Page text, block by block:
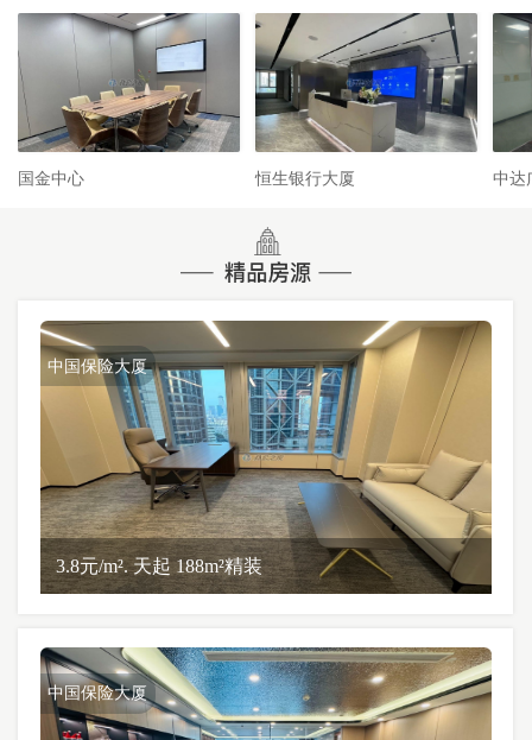
国金中心 恒生银行大厦 中达
中国保险大厦
3.8元/m². 天起 188m²精装
中国保险大厦